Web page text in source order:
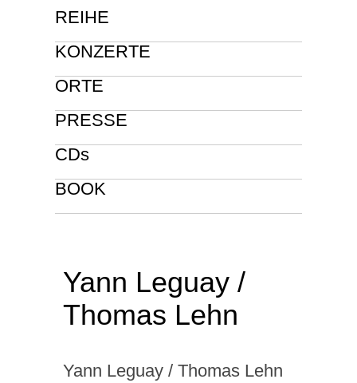
REIHE
KONZERTE
ORTE
PRESSE
CDs
BOOK
Yann Leguay /
Thomas Lehn
Yann Leguay / Thomas Lehn